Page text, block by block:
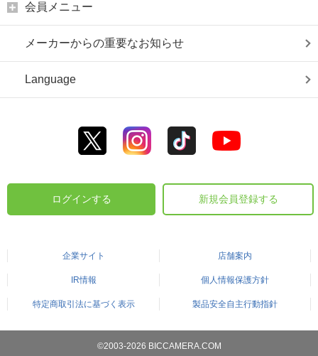
会員メニュー
メーカーからの重要なお知らせ
Language
ログインする 新規会員登録する
企業サイト 店舗案内
IR情報 個人情報保護方針
特定商取引法に基づく表示 製品安全自主行動指針
©2003-2026 BICCAMERA.COM